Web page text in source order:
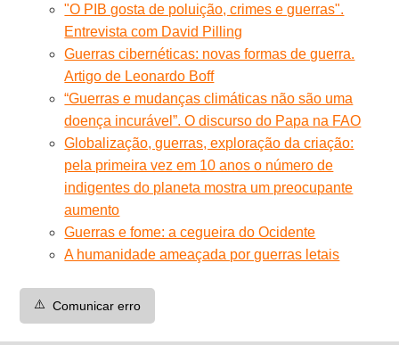
"O PIB gosta de poluição, crimes e guerras".
Entrevista com David Pilling
Guerras cibernéticas: novas formas de guerra.
Artigo de Leonardo Boff
“Guerras e mudanças climáticas não são uma
doença incurável”. O discurso do Papa na FAO
Globalização, guerras, exploração da criação:
pela primeira vez em 10 anos o número de
indigentes do planeta mostra um preocupante
aumento
Guerras e fome: a cegueira do Ocidente
A humanidade ameaçada por guerras letais
⚠️ Comunicar erro